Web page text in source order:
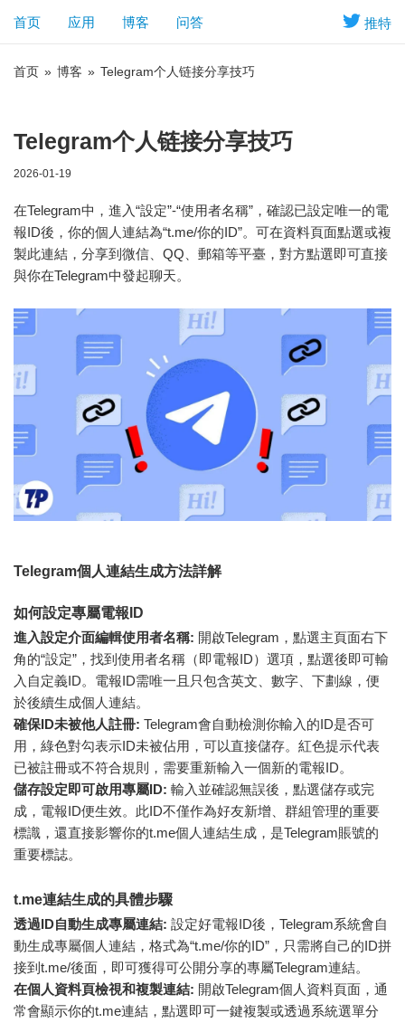
推特
首页 应用 博客 问答
首页 » 博客 » Telegram个人链接分享技巧
Telegram个人链接分享技巧
2026-01-19
在Telegram中，進入“設定”-“使用者名稱”，確認已設定唯一的電
報ID後，你的個人連結為“t.me/你的ID”。可在資料頁面點選或複
製此連結，分享到微信、QQ、郵箱等平臺，對方點選即可直接
與你在Telegram中發起聊天。
Telegram個人連結生成方法詳解
如何設定專屬電報ID
進入設定介面編輯使用者名稱: 開啟Telegram，點選主頁面右下
角的“設定”，找到使用者名稱（即電報ID）選項，點選後即可輸
入自定義ID。電報ID需唯一且只包含英文、數字、下劃線，便
於後續生成個人連結。
確保ID未被他人註冊: Telegram會自動檢測你輸入的ID是否可
用，綠色對勾表示ID未被佔用，可以直接儲存。紅色提示代表
已被註冊或不符合規則，需要重新輸入一個新的電報ID。
儲存設定即可啟用專屬ID: 輸入並確認無誤後，點選儲存或完
成，電報ID便生效。此ID不僅作為好友新增、群組管理的重要
標識，還直接影響你的t.me個人連結生成，是Telegram賬號的
重要標誌。
t.me連結生成的具體步驟
透過ID自動生成專屬連結: 設定好電報ID後，Telegram系統會自
動生成專屬個人連結，格式為“t.me/你的ID”，只需將自己的ID拼
接到t.me/後面，即可獲得可公開分享的專屬Telegram連結。
在個人資料頁檢視和複製連結: 開啟Telegram個人資料頁面，通
常會顯示你的t.me連結，點選即可一鍵複製或透過系統選單分